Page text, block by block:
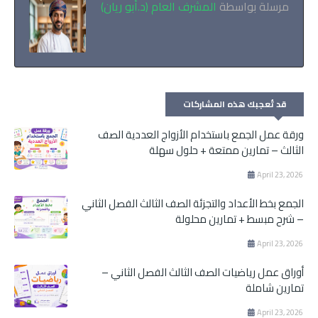
مرسلة بواسطة المشرف العام (د.أبو ريان)
قد تُعجبك هذه المشاركات
ورقة عمل الجمع باستخدام الأزواج العددية الصف
الثالث – تمارين ممتعة + حلول سهلة
April 23, 2026
الجمع بخط الأعداد والتجزئة الصف الثالث الفصل الثاني
– شرح مبسط + تمارين محلولة
April 23, 2026
أوراق عمل رياضيات الصف الثالث الفصل الثاني –
تمارين شاملة
April 23, 2026